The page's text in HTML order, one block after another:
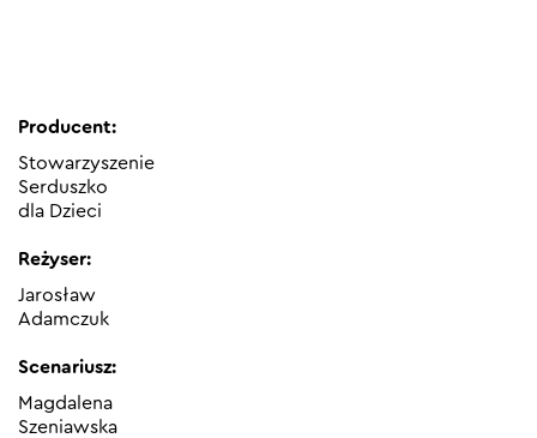
Producent:
Stowarzyszenie
Serduszko
dla Dzieci
Reżyser:
Jarosław
Adamczuk
Scenariusz:
Magdalena
Szeniawska